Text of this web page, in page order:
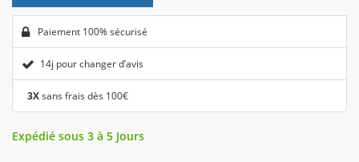
Paiement 100% sécurisé
14j pour changer d’avis
3Xsans frais dès 100€
Expédié sous 3 à 5 Jours